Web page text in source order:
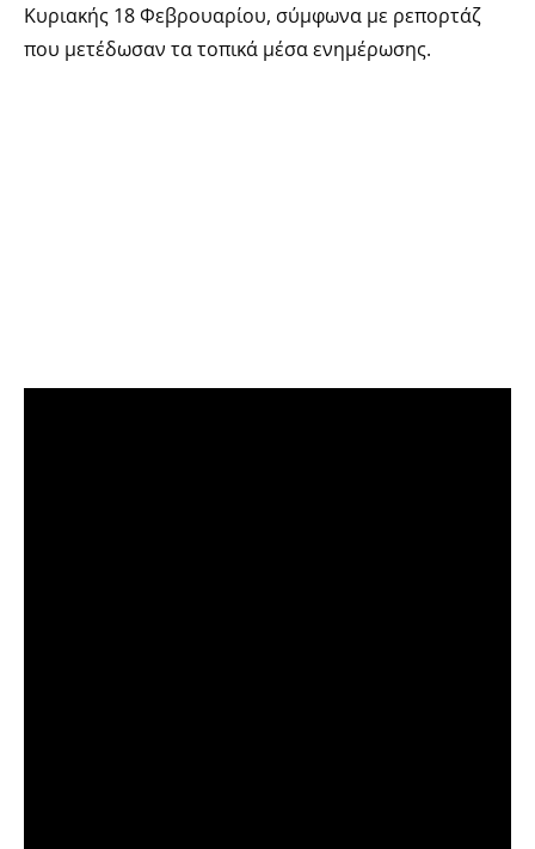
Κυριακής 18 Φεβρουαρίου, σύμφωνα με ρεπορτάζ
που μετέδωσαν τα τοπικά μέσα ενημέρωσης.